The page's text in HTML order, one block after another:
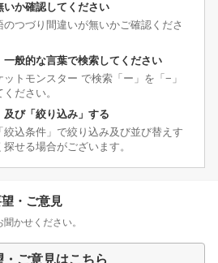
いか確認してください
つづり間違いが無いかご確認くださ
般的な言葉で検索してください
モンスター で検索「ー」を「−」
ださい。
び「絞り込み」する
込条件」で絞り込み及び並び替えす
せる場合がございます。
・ご意見
かせください。
・ご意見はこちら